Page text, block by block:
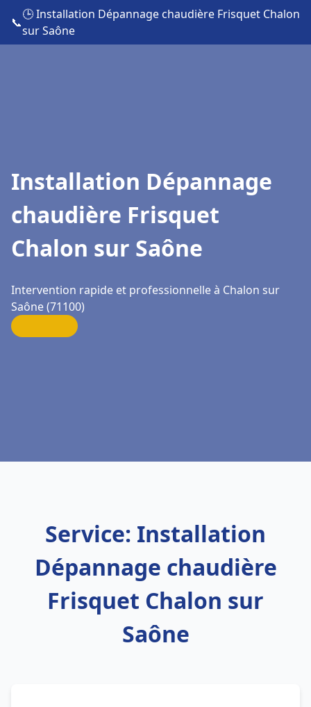
📞
🕒 Installation Dépannage chaudière Frisquet Chalon
sur Saône
Installation Dépannage
chaudière Frisquet
Chalon sur Saône
Intervention rapide et professionnelle à Chalon sur
Saône (71100)
Service: Installation
Dépannage chaudière
Frisquet Chalon sur
Saône